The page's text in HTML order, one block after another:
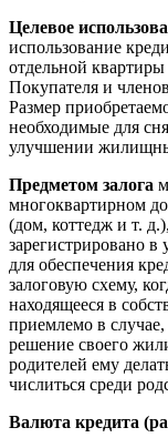
Целевое
использование
отдельной
Покупателя и
Размер
необходимые для
улучшении
Предметом залога
многоквартирном
(дом, коттедж и т.
зарегистрировано в
для обеспечения
залоговую схему,
находящееся в
приемлемо в случае,
решение своего
родителей ему
числиться среди
Валюта кредита